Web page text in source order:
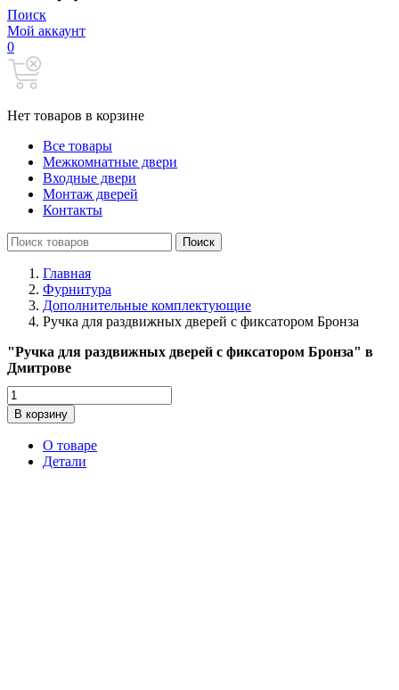
Поиск
Мой аккаунт
0
Нет товаров в корзине
Все товары
Межкомнатные двери
Входные двери
Монтаж дверей
Контакты
Search
for:
Поиск
Главная
Фурнитура
Дополнительные комплектующие
Ручка для раздвижных дверей с фиксатором Бронза
"Ручка для раздвижных дверей с фиксатором Бронза" в
Дмитрове
Количество
товара
Ручка
раздвижных
дверей
В корзину
О товаре
Детали